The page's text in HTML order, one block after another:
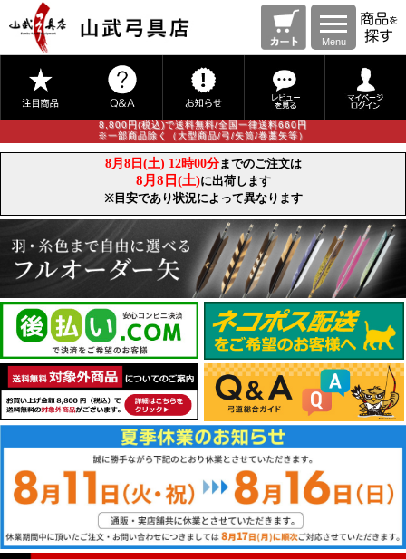
Menu
8,800円(税込)で送料無料/全国一律送料660円
※一部商品除く（大型商品/弓/矢筒/巻藁矢等）